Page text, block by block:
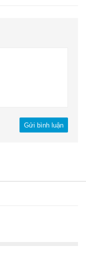
Gửi bình luận